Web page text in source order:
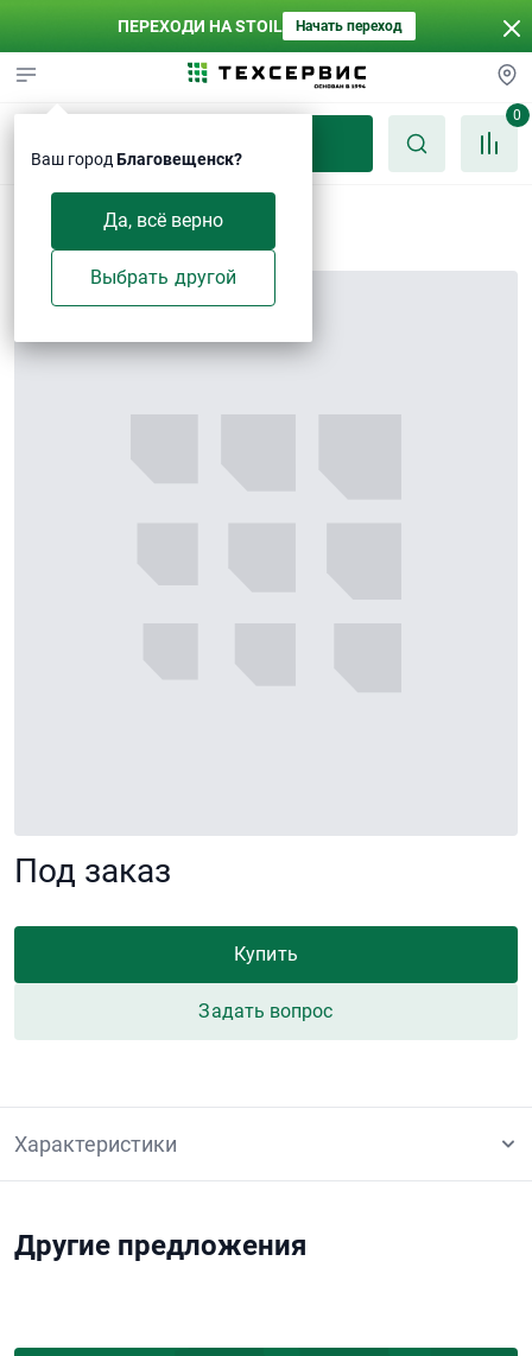
ПЕРЕХОДИ НА STOIL Начать переход
Ваш город Благовещенск?
Да, всё верно
Выбрать другой
0
Болт M12×70-Zn
Под заказ
Купить
Задать вопрос
Характеристики
Другие предложения